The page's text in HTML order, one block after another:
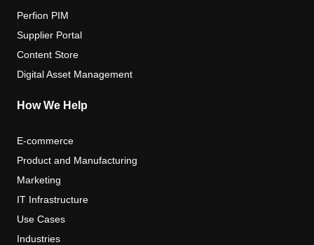
Perfion PIM
Supplier Portal
Content Store
Digital Asset Management
How We Help
E-commerce
Product and Manufacturing
Marketing
IT Infrastructure
Use Cases
Industries